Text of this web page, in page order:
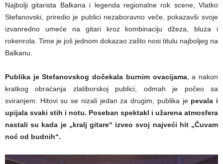
Najbolji gitarista Balkana i legenda regionalne rok scene, Vlatko
Stefanovski, priredio je publici nezaboravno veče, pokazavši svoje
izvanredno umeće na gitari kroz kombinaciju džeza, bluza i
rokenrola. Time je još jednom dokazao zašto nosi titulu najboljeg na
Balkanu.
Publika je Stefanovskog dočekala burnim ovacijama, a nakon
kratkog obraćanja zlatiborskoj publici, odmah je počeo sa
sviranjem. Hitovi su se nizali jedan za drugim, publika je pevala i
upijala svaki stih i notu. Poseban spektakl i užarena atmosfera
nastali su kada je „kralj gitare“ izveo svoj najveći hit „Čuvam
noć od budnih“.